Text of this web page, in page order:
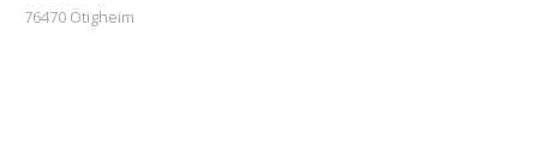
76470 Ötigheim